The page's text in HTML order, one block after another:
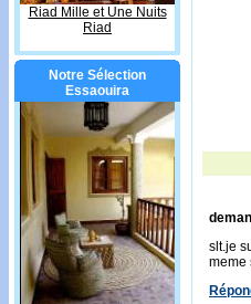
Riad Mille et Une Nuits
Riad
Notre Sélection
Essaouira
slt.je
meme